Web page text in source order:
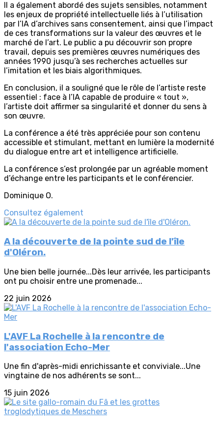
Il a également abordé des sujets sensibles, notamment
les enjeux de propriété intellectuelle liés à l’utilisation
par l’IA d’archives sans consentement, ainsi que l’impact
de ces transformations sur la valeur des œuvres et le
marché de l’art. Le public a pu découvrir son propre
travail, depuis ses premières œuvres numériques des
années 1990 jusqu’à ses recherches actuelles sur
l’imitation et les biais algorithmiques.
En conclusion, il a souligné que le rôle de l’artiste reste
essentiel : face à l’IA capable de produire « tout »,
l’artiste doit affirmer sa singularité et donner du sens à
son œuvre.
La conférence a été très appréciée pour son contenu
accessible et stimulant, mettant en lumière la modernité
du dialogue entre art et intelligence artificielle.
La conférence s’est prolongée par un agréable moment
d’échange entre les participants et le conférencier.
Dominique O.
Consultez également
A la découverte de la pointe sud de l'île
d'Oléron.
Une bien belle journée...Dès leur arrivée, les participants
ont pu choisir entre une promenade...
22 juin 2026
L'AVF La Rochelle à la rencontre de
l'association Echo-Mer
Une fin d'après-midi enrichissante et conviviale...Une
vingtaine de nos adhérents se sont...
15 juin 2026